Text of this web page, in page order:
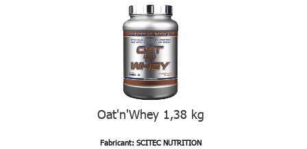
Oat'n'Whey 1,38 kg
Fabricant: SCITEC NUTRITION